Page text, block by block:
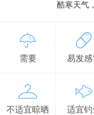
酷寒天气
需要 易发感
不适宜晾晒 适宜钓